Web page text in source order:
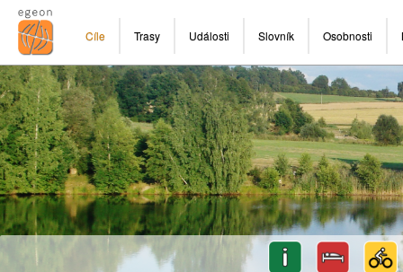
Cíle Trasy Události Slovník Osobnosti